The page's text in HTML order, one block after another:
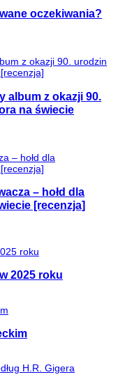
oczekiwania?
album z okazji 90.
na świecie
– hołd dla
[recenzja]
2025 roku